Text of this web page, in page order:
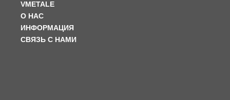
VMETALE
О НАС
ИНФОРМАЦИЯ
СВЯЗЬ С НАМИ